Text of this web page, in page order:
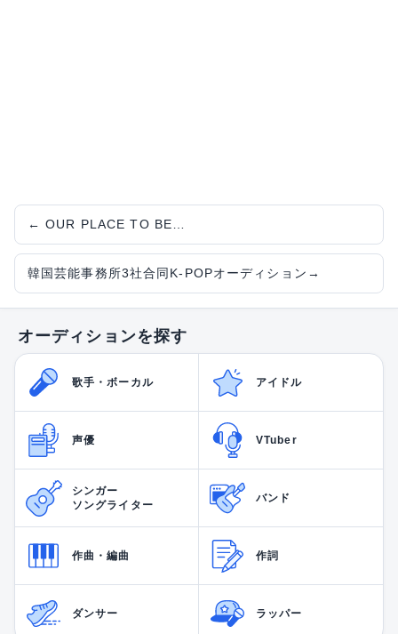
← OUR PLACE TO BE…
韓国芸能事務所3社合同K-POPオーディション →
オーディションを探す
歌手・ボーカル アイドル
声優 VTuber
シンガー
ソングライター
バンド
作曲・編曲 作詞
ダンサー ラッパー